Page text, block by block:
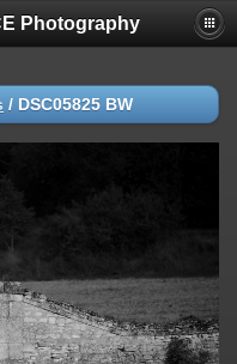
Photography
/ DSC05825 BW